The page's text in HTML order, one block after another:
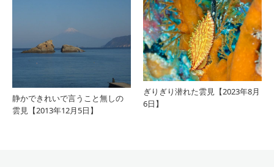
静かできれいで言うこと無しの
雲見【2013年12月5日】
ぎりぎり潜れた雲見【2023年8月
6日】